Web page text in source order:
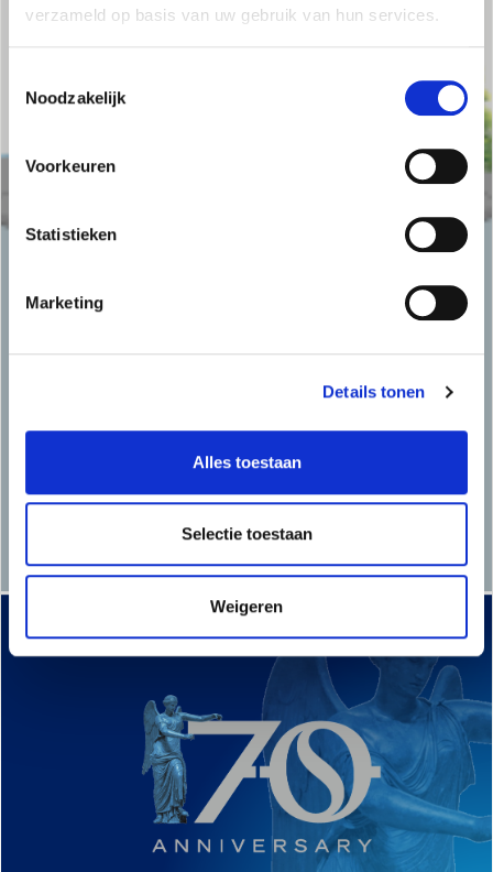
verzameld op basis van uw gebruik van hun services.
Noodzakelijk
Voorkeuren
Statistieken
Marketing
Details tonen
Alles toestaan
Selectie toestaan
Weigeren